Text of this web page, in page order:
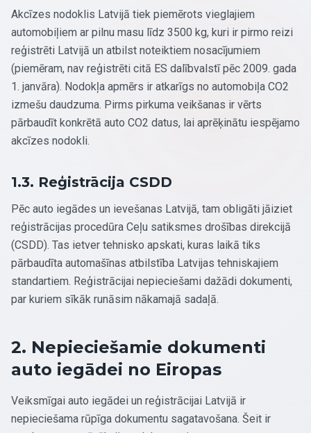
Akcīzes nodoklis Latvijā tiek piemērots vieglajiem
automobiļiem ar pilnu masu līdz 3500 kg, kuri ir pirmo reizi
reģistrēti Latvijā un atbilst noteiktiem nosacījumiem
(piemēram, nav reģistrēti citā ES dalībvalstī pēc 2009. gada
1. janvāra). Nodokļa apmērs ir atkarīgs no automobiļa CO2
izmešu daudzuma. Pirms pirkuma veikšanas ir vērts
pārbaudīt konkrētā auto CO2 datus, lai aprēķinātu iespējamo
akcīzes nodokli.
1.3. Reģistrācija CSDD
Pēc auto iegādes un ievešanas Latvijā, tam obligāti jāiziet
reģistrācijas procedūra Ceļu satiksmes drošības direkcijā
(CSDD). Tas ietver tehnisko apskati, kuras laikā tiks
pārbaudīta automašīnas atbilstība Latvijas tehniskajiem
standartiem. Reģistrācijai nepieciešami dažādi dokumenti,
par kuriem sīkāk runāsim nākamajā sadaļā.
2. Nepieciešamie dokumenti
auto iegādei no Eiropas
Veiksmīgai auto iegādei un reģistrācijai Latvijā ir
nepieciešama rūpīga dokumentu sagatavošana. Šeit ir